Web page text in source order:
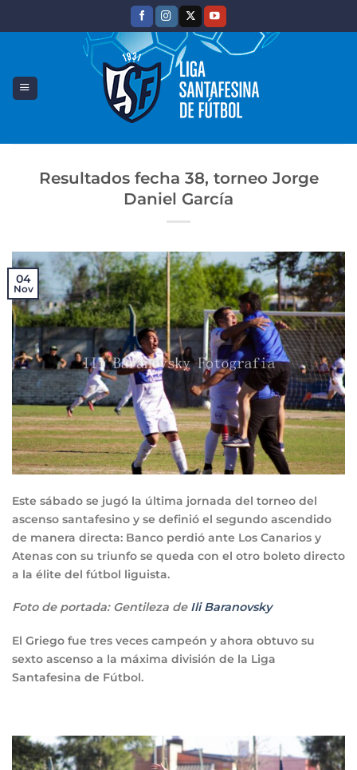
Resultados fecha 38, torneo Jorge
Daniel García
04
Nov
Este sábado se jugó la última jornada del torneo del
ascenso santafesino y se definió el segundo ascendido
de manera directa: Banco perdió ante Los Canarios y
Atenas con su triunfo se queda con el otro boleto directo
a la élite del fútbol liguista.
Foto de portada: Gentileza de Ili Baranovsky
El Griego fue tres veces campeón y ahora obtuvo su
sexto ascenso a la máxima división de la Liga
Santafesina de Fútbol.